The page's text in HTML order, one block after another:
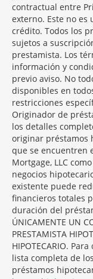
contractual entre
externo. Este no
crédito. Todos los
sujetos a
prestamista. Los
información y
previo aviso. No
disponibles en
restricciones
Originador de
los detalles
originar préstamos
que se encuentren
Mortgage, LLC
negocios
existente puede
financieros totales
duración del
ÚNICAMENTE UN
PRESTAMISTA
HIPOTECARIO.
lista completa de
préstamos